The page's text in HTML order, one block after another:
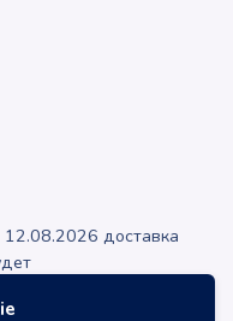
доставка